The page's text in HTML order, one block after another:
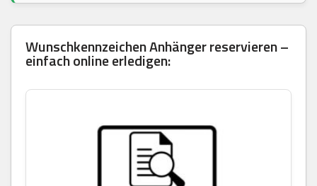
Wunschkennzeichen Anhänger reservieren –
einfach online erledigen: